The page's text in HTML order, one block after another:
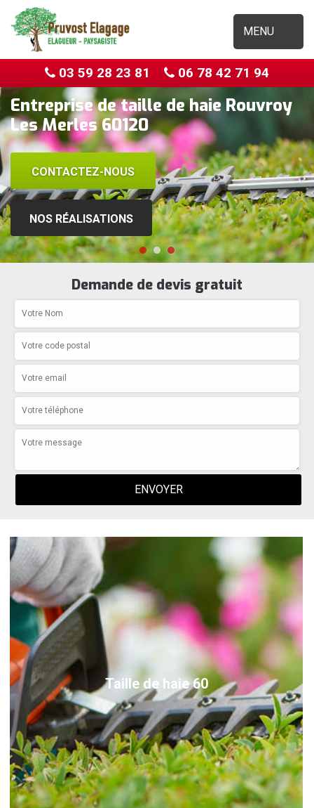
MENU
03 59 28 23 81 06 78 42 71 94
Entreprise de taille de haie Rouvroy
Les Merles 60120
CONTACTEZ-NOUS
NOS RÉALISATIONS
Demande de devis gratuit
Taille de haie 60